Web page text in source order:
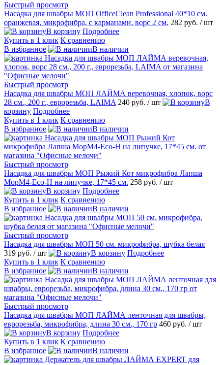
Быстрый просмотр
Насадка для швабры МОП OfficeClean Professional 40*10 см.
оранжевая, микрофибра, с карманами, ворс 2 см. 282 руб. / шт
В корзину Подробнее
Купить в 1 клик К сравнению
В избранное
В наличии
Быстрый просмотр
Насадка для швабры МОП ЛАЙМА веревочная, хлопок, ворс
28 см., 200 г., еврорезьба, LAIMA 240 руб. / шт
В
корзину Подробнее
Купить в 1 клик К сравнению
В избранное
В наличии
Быстрый просмотр
Насадка для швабры МОП Рыжий Кот микрофибра Лапша
MopM4-Eco-H на липучке, 17*45 см. 258 руб. / шт
В корзину Подробнее
Купить в 1 клик К сравнению
В избранное
В наличии
Быстрый просмотр
Насадка для швабры МОП 50 см. микрофибра, шубка белая
319 руб. / шт В корзину Подробнее
Купить в 1 клик К сравнению
В избранное
В наличии
Быстрый просмотр
Насадка для швабры МОП ЛАЙМА ленточная для швабры,
еврорезьба, микрофибра, длина 30 см., 170 гр 460 руб. / шт
В корзину Подробнее
Купить в 1 клик К сравнению
В избранное
В наличии